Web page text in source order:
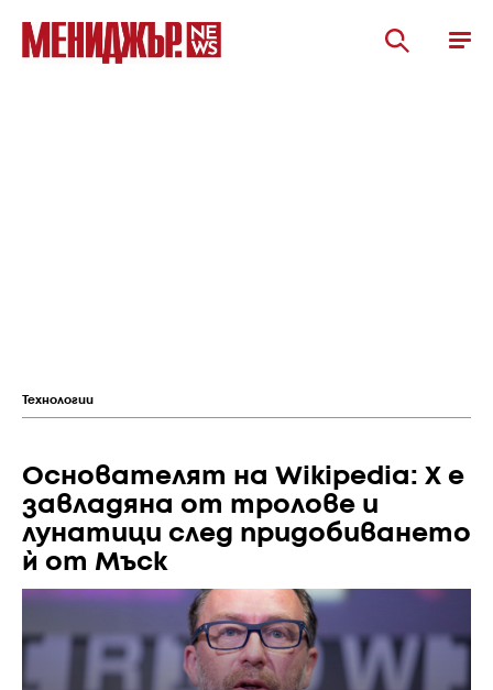
Технологии
Основателят на Wikipedia: X е
завладяна от тролове и
лунатици след придобиването
ѝ от Мъск